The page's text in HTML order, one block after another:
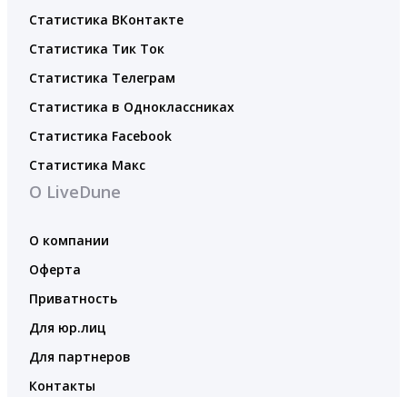
Статистика ВКонтакте
Статистика Тик Ток
Статистика Телеграм
Статистика в Одноклассниках
Статистика Facebook
Статистика Макс
О LiveDune
О компании
Оферта
Приватность
Для юр.лиц
Для партнеров
Контакты